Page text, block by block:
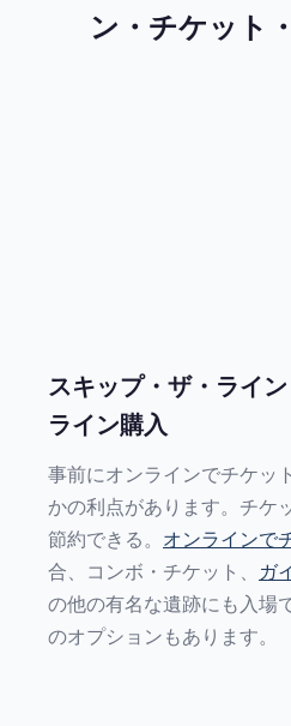
ン・チケット
スキップ・ザ・ライ
ライン購入
事前にオンラインでチケッ
かの利点があります。チケ
節約できる。 オンラインで
合、コンボ・チケット、 ガ
の他の有名な遺跡にも入場
のオプションもあります。